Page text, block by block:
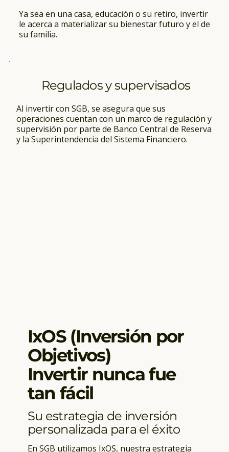
Ya sea en una casa, educación o su retiro, invertir
le acerca a materializar su bienestar futuro y el de
su familia.
Regulados y supervisados
Al invertir con SGB, se asegura que sus
operaciones cuentan con un marco de regulación y
supervisión por parte de Banco Central de Reserva
y la Superintendencia del Sistema Financiero.
IxOS (Inversión por
Objetivos)
Invertir nunca fue
tan fácil
Su estrategia de inversión
personalizada para el éxito
En SGB utilizamos IxOS, nuestra estrategia